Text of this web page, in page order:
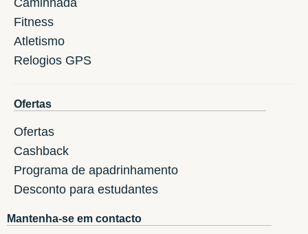
Caminhada
Fitness
Atletismo
Relogios GPS
Ofertas
Ofertas
Cashback
Programa de apadrinhamento
Desconto para estudantes
Mantenha-se em contacto